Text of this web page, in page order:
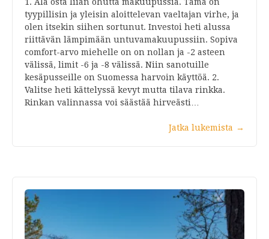
tyypillisin ja yleisin aloittelevan vaeltajan virhe, ja
olen itsekin siihen sortunut. Investoi heti alussa
riittävän lämpimään untuvamakuupussiin. Sopiva
comfort-arvo miehelle on on nollan ja -2 asteen
välissä, limit -6 ja -8 välissä. Niin sanotuille
kesäpusseille on Suomessa harvoin käyttöä. 2.
Valitse heti kättelyssä kevyt mutta tilava rinkka.
Rinkan valinnassa voi säästää hirveästi…
Jatka lukemista →